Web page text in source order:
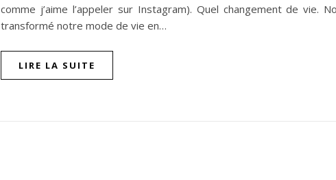
comme j’aime l’appeler sur Instagram). Quel changement de vie.
transformé notre mode de vie en…
LIRE LA SUITE